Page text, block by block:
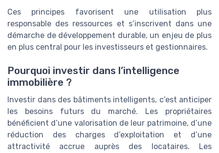
Ces principes favorisent une utilisation plus
responsable des ressources et s’inscrivent dans une
démarche de développement durable, un enjeu de plus
en plus central pour les investisseurs et gestionnaires.
Pourquoi investir dans l’intelligence
immobilière ?
Investir dans des bâtiments intelligents, c’est anticiper
les besoins futurs du marché. Les propriétaires
bénéficient d’une valorisation de leur patrimoine, d’une
réduction des charges d’exploitation et d’une
attractivité accrue auprès des locataires. Les